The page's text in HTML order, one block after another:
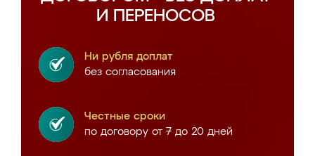
И ПЕРЕНОСОВ
Ни рубля доплат
без согласования
Честные сроки
по договору от 7 до 20 дней